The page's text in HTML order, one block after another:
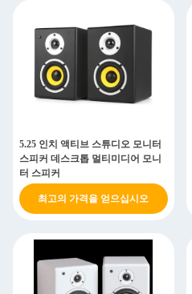
5.25 인치 액티브 스튜디오 모니터
스피커 데스크톱 멀티미디어 모니
터 스피커
최고의 가격을 얻으십시오